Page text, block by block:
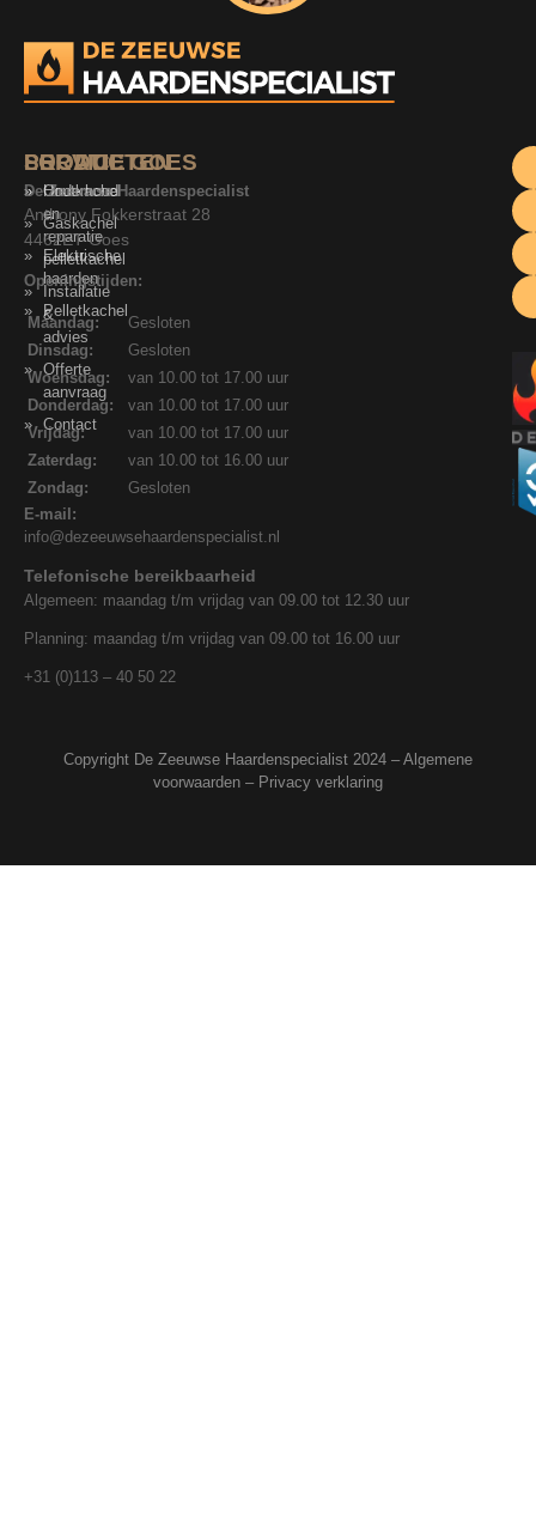
SERVICE
Onderhoud
en
reparatie
pelletkachel
Installatie
&
advies
Offerte
aanvraag
Contact
PRODUCTEN
Houtkachel
Gaskachel
Elektrische
haarden
Pelletkachel
LOCATIE GOES
De Zeeuwse Haardenspecialist
Anthony Fokkerstraat 28
4462ET Goes
Openingstijden:
Maandag:
Gesloten
Dinsdag:
Gesloten
Woensdag:
van 10.00 tot 17.00 uur
Donderdag:
van 10.00 tot 17.00 uur
Vrijdag:
van 10.00 tot 17.00 uur
Zaterdag:
van 10.00 tot 16.00 uur
Zondag:
Gesloten
E-mail:
info@dezeeuwsehaardenspecialist.nl
Telefonische bereikbaarheid
Algemeen: maandag t/m vrijdag van 09.00 tot 12.30 uur
Planning: maandag t/m vrijdag van 09.00 tot 16.00 uur
+31 (0)113 – 40 50 22
Copyright De Zeeuwse Haardenspecialist 2024 – Algemene
voorwaarden – Privacy verklaring